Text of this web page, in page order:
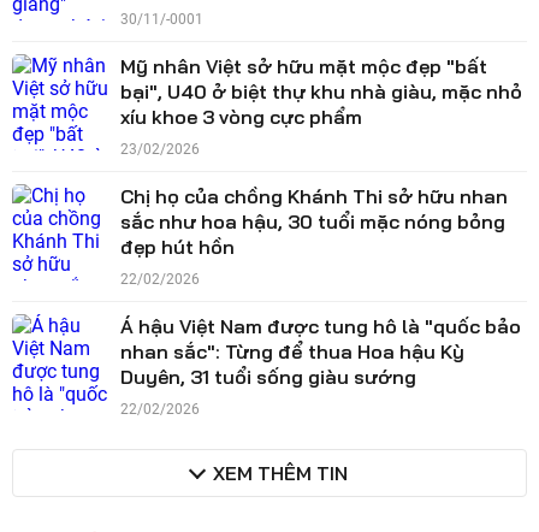
30/11/-0001
Mỹ nhân Việt sở hữu mặt mộc đẹp "bất
bại", U40 ở biệt thự khu nhà giàu, mặc nhỏ
xíu khoe 3 vòng cực phẩm
23/02/2026
Chị họ của chồng Khánh Thi sở hữu nhan
sắc như hoa hậu, 30 tuổi mặc nóng bỏng
đẹp hút hồn
22/02/2026
Á hậu Việt Nam được tung hô là "quốc bảo
nhan sắc": Từng để thua Hoa hậu Kỳ
Duyên, 31 tuổi sống giàu sướng
22/02/2026
XEM THÊM TIN